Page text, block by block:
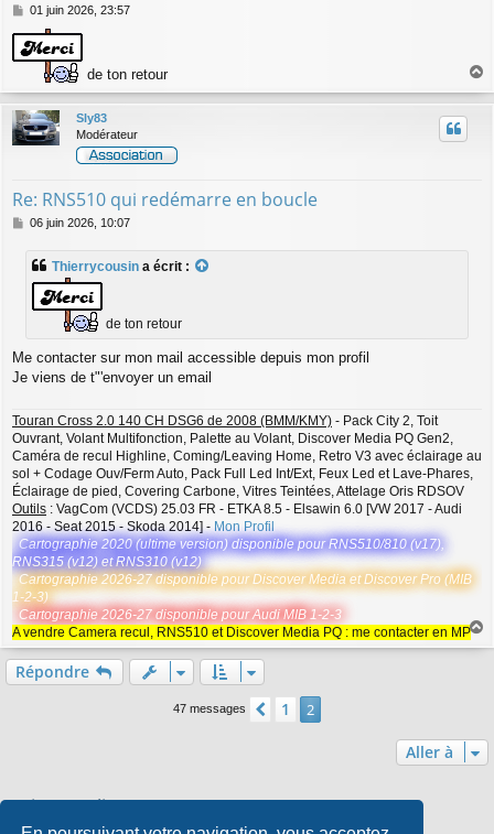
M
s
s
g
e
01 juin 2026, 23:57
de ton retour
u
Sly83
Modérateur
Re: RNS510 qui redémarre en boucle
M
06 juin 2026, 10:07
Thierrycousin a écrit :
de ton retour
Me contacter sur mon mail accessible depuis mon profil
Je viens de t"'envoyer un email
Touran Cross 2.0 140 CH DSG6 de 2008 (BMM/KMY) - Pack City 2, Toit
Ouvrant, Volant Multifonction, Palette au Volant, Discover Media PQ Gen2,
Caméra de recul Highline, Coming/Leaving Home, Retro V3 avec éclairage au
sol + Codage Ouv/Ferm Auto, Pack Full Led Int/Ext, Feux Led et Lave-Phares,
Éclairage de pied, Covering Carbone, Vitres Teintées, Attelage Oris RDSOV
Outils : VagCom (VCDS) 25.03 FR - ETKA 8.5 - Elsawin 6.0 [VW 2017 - Audi
2016 - Seat 2015 - Skoda 2014] - Mon Profil
Cartographie 2020 (ultime version) disponible pour RNS510/810 (v17),
RNS315 (v12) et RNS310 (v12)
Cartographie 2026-27 disponible pour Discover Media et Discover Pro (MIB
1-2-3)
Cartographie 2026-27 disponible pour Audi MIB 1-2-3
A vendre Camera recul, RNS510 et Discover Media PQ : me contacter en MP
a
Répondre
47 messages Précédente
1 2
Aller à
Qui est en ligne